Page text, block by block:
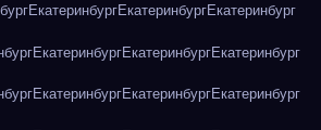
ЕкатеринбургЕкатеринбургЕкатеринбург
ЕкатеринбургЕкатеринбургЕкатеринбург
ЕкатеринбургЕкатеринбургЕкатеринбург